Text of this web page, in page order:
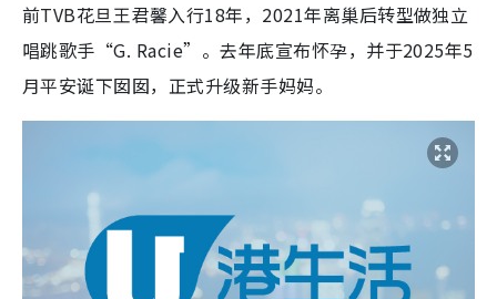
前TVB花旦王君馨入行18年，2021年离巢后转型做独立
唱跳歌手“G. Racie”。去年底宣布怀孕，并于2025年5
月平安诞下囡囡，正式升级新手妈妈。